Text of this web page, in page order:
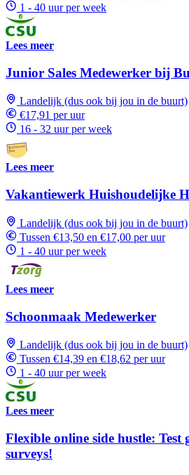
1 - 40 uur per week
Lees meer
Junior Sales Medewerker bij
Landelijk (dus ook bij jou in de buurt)
€17,91 per uur
16 - 32 uur per week
Lees meer
Vakantiewerk Huishoudelijke
Landelijk (dus ook bij jou in de buurt)
Tussen €13,50 en €17,00 per uur
1 - 40 uur per week
Lees meer
Schoonmaak Medewerker
Landelijk (dus ook bij jou in de buurt)
Tussen €14,39 en €18,62 per uur
1 - 40 uur per week
Lees meer
Flexible online side hustle: Test
surveys!